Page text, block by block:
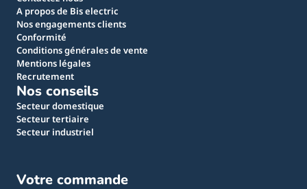
A propos de Bis electric
Nos engagements clients
Conformité
Conditions générales de vente
Mentions légales
Recrutement
Nos conseils
Secteur domestique
Secteur tertiaire
Secteur industriel
Votre commande